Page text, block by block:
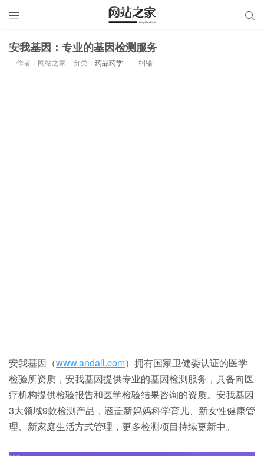
 
安我基因：专业的基因检测服务
作者：网站之家 分类： 药品药学 纠错
安我基因（www.andall.com）拥有国家卫健委认证的医学
检验所资质，安我基因提供专业的基因检测服务，具备向医
疗机构提供检验报告和医学检验结果咨询的资质。安我基因
3大领域9款检测产品，涵盖新妈妈科学育儿、新女性健康管
理、新家庭生活方式管理，更多检测项目持续更新中。